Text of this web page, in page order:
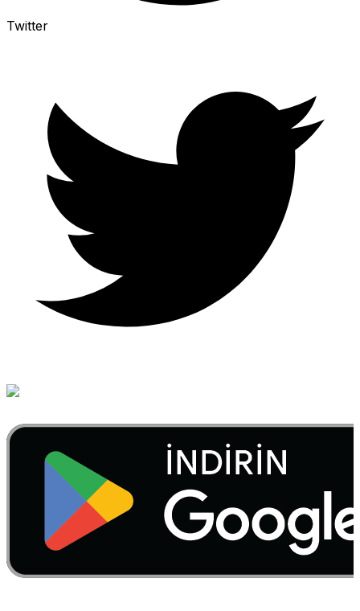
Twitter